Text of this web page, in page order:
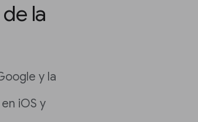
la
y la
iOS y